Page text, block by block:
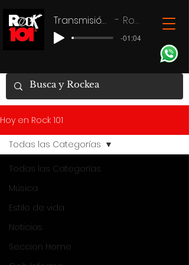
Transmisión en vivo Rock 101
-01:04
Hoy en Rock 101
Todas las Categorías
Música
Estilo de vida
Noticias
Seccion Home
Todas las Categorías